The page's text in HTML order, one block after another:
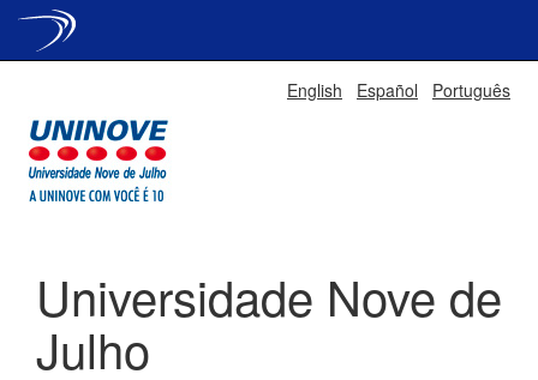
English Español Português
Universidade Nove de
Julho